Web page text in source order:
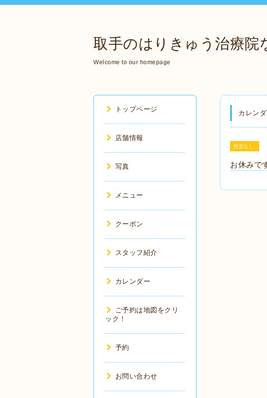
取手のはりきゅう治療院
Welcome to our homepage
カレン
指定なし
お休みで
トップページ
店舗情報
写真
メニュー
クーポン
スタッフ紹介
カレンダー
ご予約は地図をクリ
ック！
予約
お問い合わせ